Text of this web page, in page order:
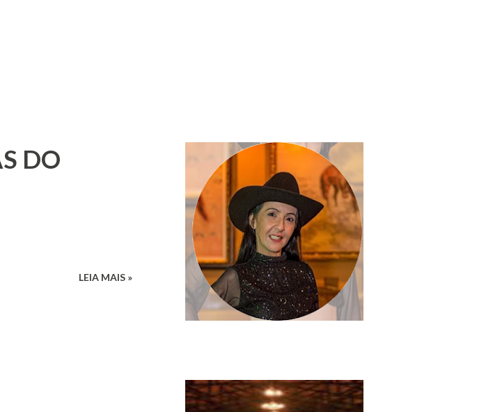
DO
LEIA MAIS »